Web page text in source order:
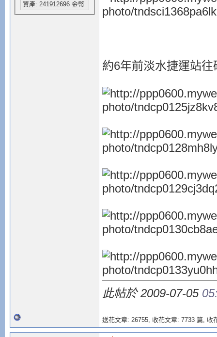
資產: 241912696 金幣
約6年前淡水捷運站
此帖於 2009-07-05
送花文章: 26755, 收花文章: 7733 篇, 收